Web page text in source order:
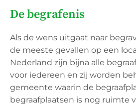
De begrafenis
Als de wens uitgaat naar
de meeste gevallen op een
Nederland zijn bijna alle
voor iedereen en zij worden
gemeente waarin de
begraafplaatsen is nog ruimte